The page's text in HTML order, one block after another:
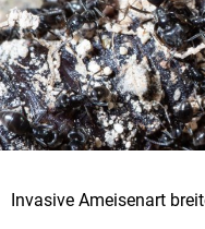
Invasive Ameisenart